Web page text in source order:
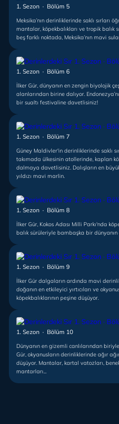
1. Sezon · Bölüm 5
Meksika’nın derinliklerinde saklı sırları
mantalar, köpekbalıkları ve tropik balık
beş farklı noktada, Meksika’nın mavi
1. Sezon · Bölüm 6
İlker Gür, dünyanın en zengin biyolojik
alanlarından birine dalıyor.
bir sualtı festivaline davetlisiniz!
1. Sezon · Bölüm 7
Güney Maldivler'in derinliklerinde saklı
takımada ülkesinin atollerinde, kaplan
dalmaya davetlisiniz. Dalışların en
yıldızı mavi marlin.
1. Sezon · Bölüm 8
İlker Gür, Kokos Adası Milli Parkı'nda
balık sürüleriyle bambaşka bir dünyanın
1. Sezon · Bölüm 9
İlker Gür dalgaların ardında mavi
doğanın en etkileyici yırtıcıları ve
köpekbalıklarının peşine düşüyor.
1. Sezon · Bölüm 10
Dünyanın en gizemli canlılarından
Gür, okyanusların derinliklerinde ağır
düşüyor. Mantalar, kartal vatozları,
mantarları...